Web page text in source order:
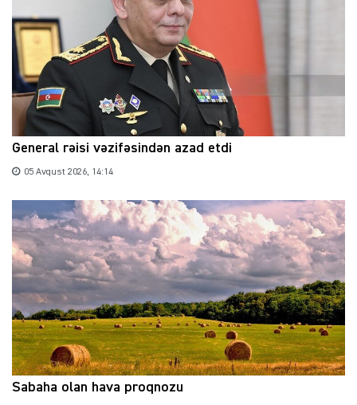
General rəisi vəzifəsindən azad etdi
05 Avqust 2026, 14:14
Sabaha olan hava proqnozu